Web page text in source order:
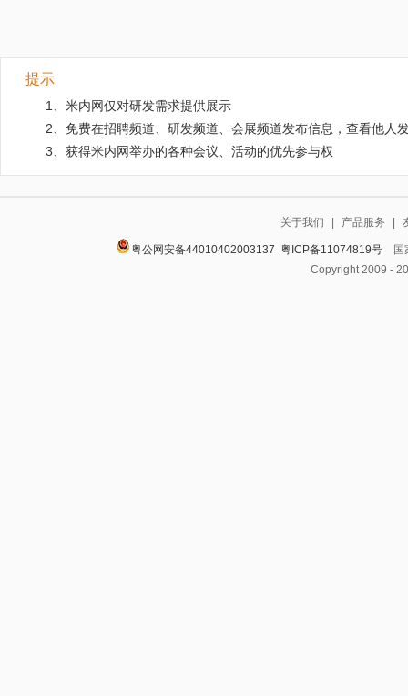
提示
1、米内网仅对研发需求提供展示
2、免费在招聘频道、研发频道、会展频道发布信息，查看他人
3、获得米内网举办的各种会议、活动的优先参与权
关于我们 产品服务
粤公网安备44010402003137 粤ICP备11074819号 国
Copyright 2009 -